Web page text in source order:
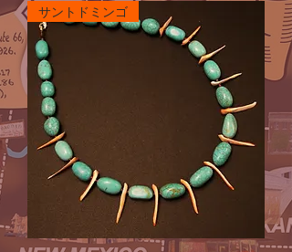
サントドミンゴ